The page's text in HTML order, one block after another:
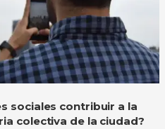
sociales contribuir a la
colectiva de la ciudad?